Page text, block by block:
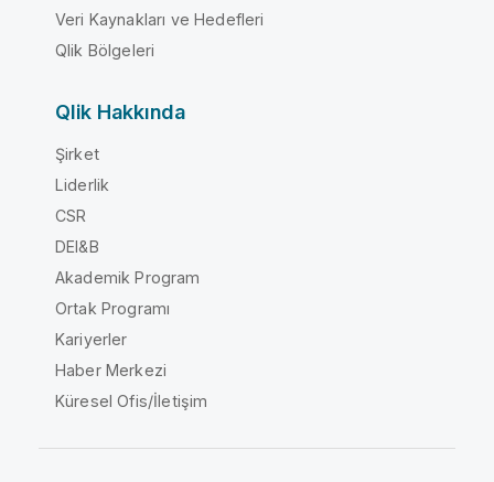
Veri Kaynakları ve Hedefleri
Qlik Bölgeleri
Qlik Hakkında
Şirket
Liderlik
CSR
DEI&B
Akademik Program
Ortak Programı
Kariyerler
Haber Merkezi
Küresel Ofis/İletişim